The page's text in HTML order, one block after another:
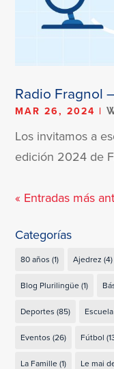
Radio Fragnol
MAR 26, 2024 |
Los invitamos a
edición 2024 de
« Entradas más
Categorías
80 años (1) Ajedrez (4)
Blog Plurilingüe(1)
Deportes (85)
Eventos (26) Fútbol
La Famille(1) Le mai